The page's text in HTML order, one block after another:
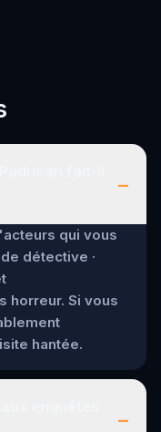
–
qui vous
détective ·
horreur. Si vous
hantée.
–